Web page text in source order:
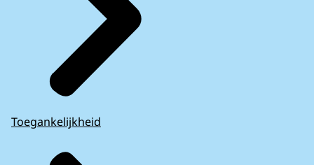
Toegankelijkheid